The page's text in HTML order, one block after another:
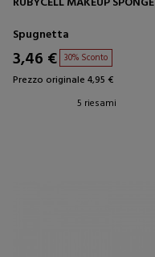
Spugnetta
3,46 € 30% Sconto
Prezzo originale 4,95 €
5 riesami